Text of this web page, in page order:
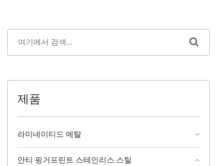
제품
라미네이티드 메탈
안티 핑거프린트 스테인리스 스틸